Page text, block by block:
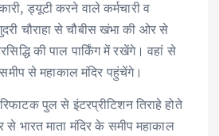
ड्यूटी करने वाले कर्मचारी व
चौराहा से चौबीस खंभा की ओर से
की पाल पार्किंग में रखेंगे। वहां से
से महाकाल मंदिर पहुंचेंगे।
पुल से इंटरप्रीटिशन तिराहे होते
से भारत माता मंदिर के समीप महाकाल